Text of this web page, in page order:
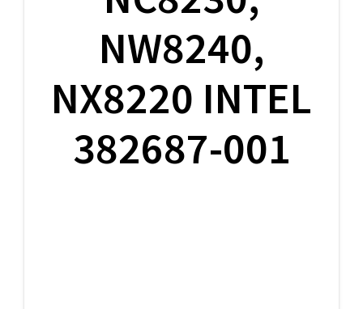
NW8240,
NX8220 INTEL
382687-001